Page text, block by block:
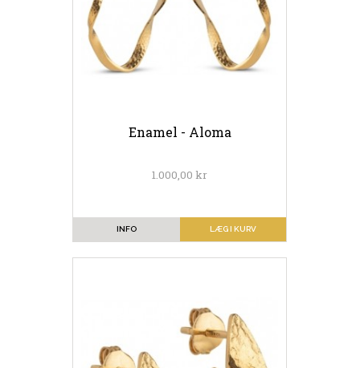
Enamel - Aloma
1.000,00 kr
LÆG I KURV
INFO